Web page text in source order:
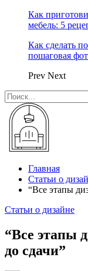
Как
мебель: 5
Как сделать
пошаговая
Prev Next
Главная
Статьи о
“Все этапы
Статьи о дизайне
“Все этапы
до сдачи”